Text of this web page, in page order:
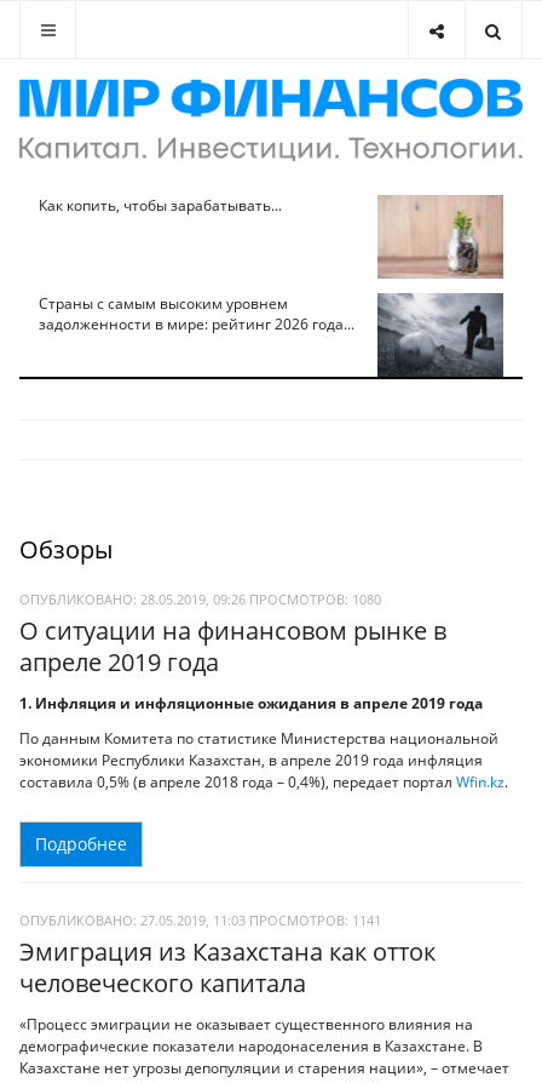
Как копить, чтобы зарабатывать...
Страны с самым высоким уровнем
задолженности в мире: рейтинг 2026 года...
Обзоры
ОПУБЛИКОВАНО: 28.05.2019, 09:26 ПРОСМОТРОВ: 1080
О ситуации на финансовом рынке в
апреле 2019 года
1. Инфляция и инфляционные ожидания в апреле2019 года
По данным Комитета по статистике Министерства национальной
экономики Республики Казахстан, в апреле 2019 года инфляция
составила 0,5% (в апреле 2018 года – 0,4%), передает портал Wfin.kz.
Подробнее
ОПУБЛИКОВАНО: 27.05.2019, 11:03 ПРОСМОТРОВ: 1141
Эмиграция из Казахстана как отток
человеческого капитала
«Процесс эмиграции не оказывает существенного влияния на
демографические показатели народонаселения в Казахстане. В
Казахстане нет угрозы депопуляции и старения нации», – отмечает